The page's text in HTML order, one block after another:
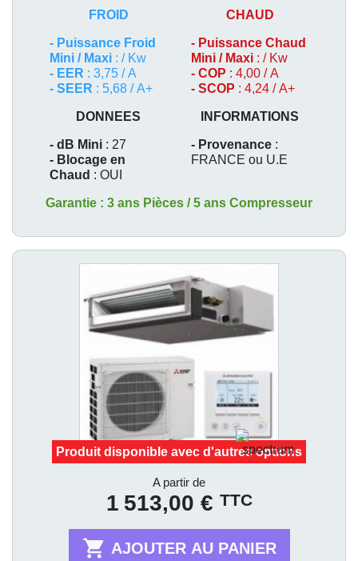
FROID
- Puissance Froid
Mini / Maxi : / Kw
- EER : 3,75 / A
- SEER : 5,68 / A+
CHAUD
- Puissance Chaud
Mini / Maxi : / Kw
- COP : 4,00 / A
- SCOP : 4,24 / A+
DONNEES
- dB Mini : 27
- Blocage en
Chaud : OUI
INFORMATIONS
- Provenance :
FRANCE ou U.E
Garantie : 3 ans Pièces / 5 ans Compresseur
Produit disponible avec d'autres options
A partir de
1 513,00 € TTC
 AJOUTER AU PANIER